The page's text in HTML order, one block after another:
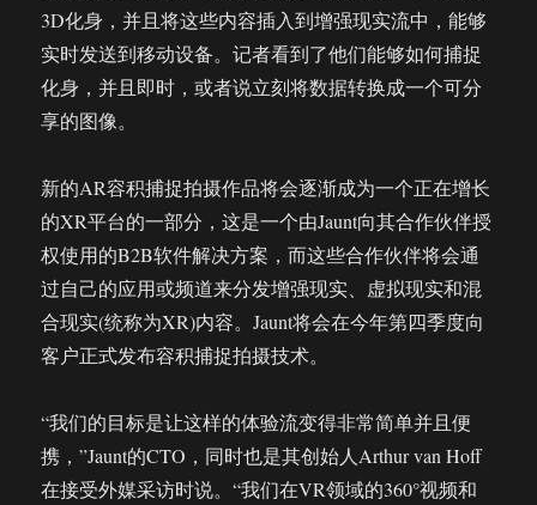
3D化身，并且将这些内容插入到增强现实流中，能够
实时发送到移动设备。记者看到了他们能够如何捕捉
化身，并且即时，或者说立刻将数据转换成一个可分
享的图像。
新的AR容积捕捉拍摄作品将会逐渐成为一个正在增长
的XR平台的一部分，这是一个由Jaunt向其合作伙伴授
权使用的B2B软件解决方案，而这些合作伙伴将会通
过自己的应用或频道来分发增强现实、虚拟现实和混
合现实(统称为XR)内容。Jaunt将会在今年第四季度向
客户正式发布容积捕捉拍摄技术。
“我们的目标是让这样的体验流变得非常简单并且便
携，”Jaunt的CTO，同时也是其创始人Arthur van Hoff
在接受外媒采访时说。“我们在VR领域的360°视频和